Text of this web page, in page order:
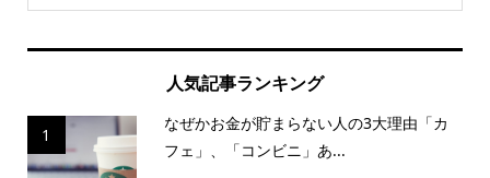
人気記事ランキング
1
なぜかお金が貯まらない人の3大理由「カ
フェ」、「コンビニ」あ...